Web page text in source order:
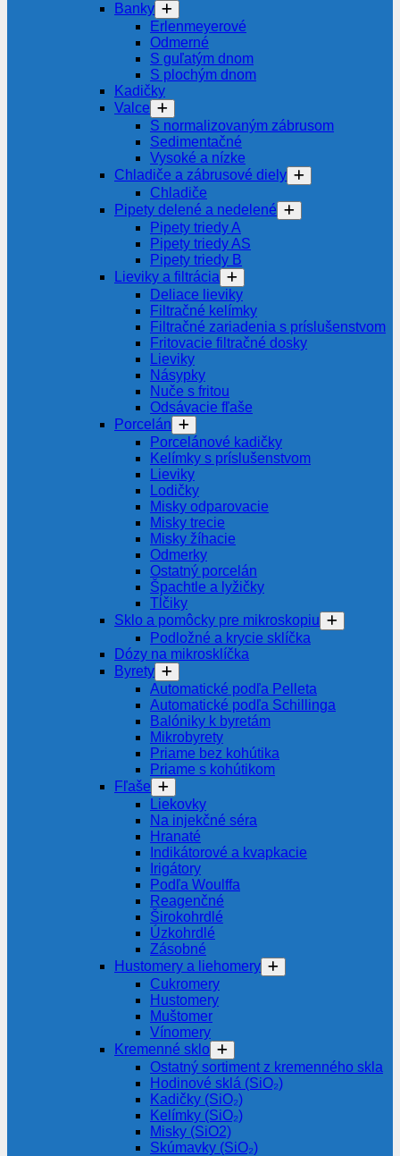
Banky
Erlenmeyerové
Odmerné
S guľatým dnom
S plochým dnom
Kadičky
Valce
S normalizovaným zábrusom
Sedimentačné
Vysoké a nízke
Chladiče a zábrusové diely
Chladiče
Pipety delené a nedelené
Pipety triedy A
Pipety triedy AS
Pipety triedy B
Lieviky a filtrácia
Deliace lieviky
Filtračné kelímky
Filtračné zariadenia s príslušenstvom
Fritovacie filtračné dosky
Lieviky
Násypky
Nuče s fritou
Odsávacie fľaše
Porcelán
Porcelánové kadičky
Kelímky s príslušenstvom
Lieviky
Lodičky
Misky odparovacie
Misky trecie
Misky žíhacie
Odmerky
Ostatný porcelán
Špachtle a lyžičky
Tĺčiky
Sklo a pomôcky pre mikroskopiu
Podložné a krycie sklíčka
Dózy na mikrosklíčka
Byrety
Automatické podľa Pelleta
Automatické podľa Schillinga
Balóniky k byretám
Mikrobyrety
Priame bez kohútika
Priame s kohútikom
Fľaše
Liekovky
Na injekčné séra
Hranaté
Indikátorové a kvapkacie
Irigátory
Podľa Woulffa
Reagenčné
Širokohrdlé
Úzkohrdlé
Zásobné
Hustomery a liehomery
Cukromery
Hustomery
Muštomer
Vínomery
Kremenné sklo
Ostatný sortiment z kremenného skla
Hodinové sklá (SiO₂)
Kadičky (SiO₂)
Kelímky (SiO₂)
Misky (SiO2)
Skúmavky (SiO₂)